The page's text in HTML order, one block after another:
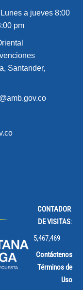
Lunes a jueves 8:00
pm
Santander,
CONTADOR
DE VISITAS:
5,467,469
Contáctenos
Términos de
Uso